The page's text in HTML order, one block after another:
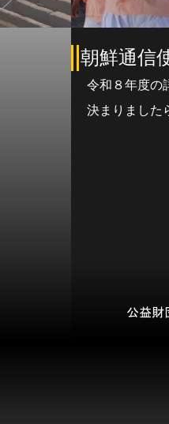
朝鮮通信
令和８年度の
決まりました